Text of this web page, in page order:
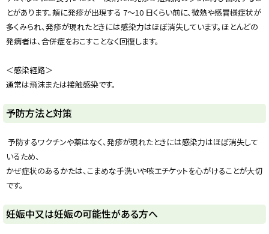
とがあります。頬に発疹が出現する 7～10 日くらい前に、微熱や感冒様症状が
多くみられ、発疹が現れたときには感染力はほぼ消失しています。ほとんどの
発病者は、合併症をおこすことなく回復します。
＜感染経路＞
通常は飛沫または接触感染です。
ト
ッ
プ
に
戻
る
予防方法と対策
予防するワクチンや薬はなく、発疹が現れたときには感染力はほぼ消失して
いるため、
かぜ症状のあるかたは、こまめな手洗いや咳エチケットを心がけることが大切
です。
ト
ッ
妊娠中又は妊娠の可能性がある方へ